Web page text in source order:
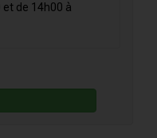
et de 14h00 à